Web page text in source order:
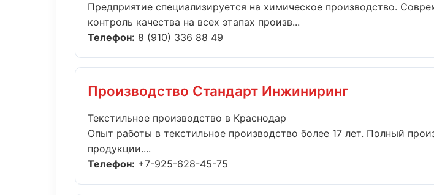
Предприятие специализируется на химическое производство.
контроль качества на всех этапах произв...
Телефон: 8 (910) 336 88 49
Производство Стандарт Инжиниринг
Текстильное производство в Краснодар
Опыт работы в текстильное производство более 17 лет. Полный
продукции....
Телефон: +7-925-628-45-75